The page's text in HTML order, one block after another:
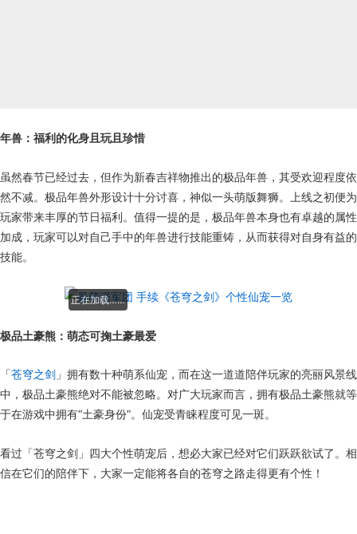
年兽：福利的化身且玩且珍惜
虽然春节已经过去，但作为新春吉祥物推出的极品年兽，其受欢迎程度依
然不减。极品年兽外形设计十分讨喜，神似一头萌版舞狮。上线之初便为
玩家带来丰厚的节日福利。值得一提的是，极品年兽本身也有卓越的属性
加成，玩家可以对自己手中的年兽进行技能重铸，从而获得对自身有益的
技能。
正在加载……
极品土豪熊：萌态可掬土豪最爱
「苍穹之剑 」拥有数十种萌系仙宠，而在这一道道陪伴玩家的亮丽风景线
中，极品土豪熊绝对不能被忽略。对广大玩家而言，拥有极品土豪熊就等
于在游戏中拥有“土豪身份”。仙宠受青睐程度可见一斑。
看过「苍穹之剑」四大个性萌宠后，想必大家已经对它们跃跃欲试了。相
信在它们的陪伴下，大家一定能将各自的苍穹之路走得更有个性！